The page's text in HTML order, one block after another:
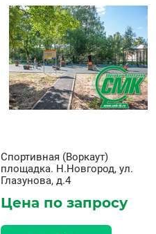
Спортивная (Воркаут)
площадка. Н.Новгород, ул.
Глазунова, д.4
Цена по запросу